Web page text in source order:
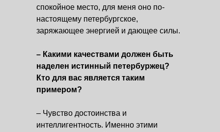
спокойное место, для меня оно по-
настоящему петербургское,
заряжающее энергией и дающее силы.
– Какими качествами должен быть
наделен истинный петербуржец?
Кто для вас является таким
примером?
– Чувство достоинства и
интеллигентность. Именно этими